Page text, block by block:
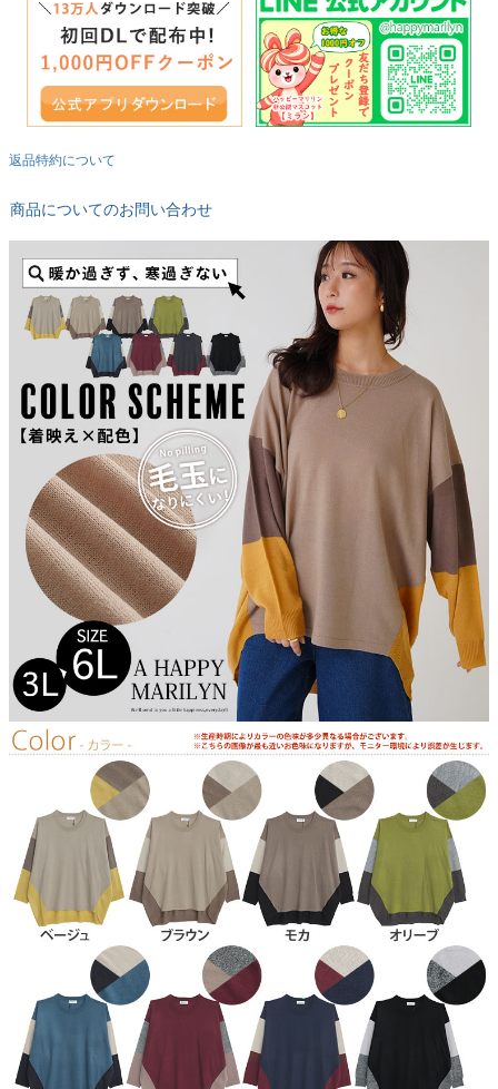
返品特約について
商品についてのお問い合わせ